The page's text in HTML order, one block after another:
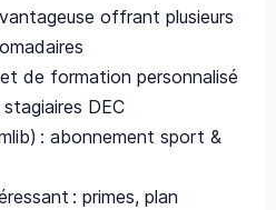
offrant plusieurs
de formation personnalisé
DEC
: abonnement sport &
: primes, plan